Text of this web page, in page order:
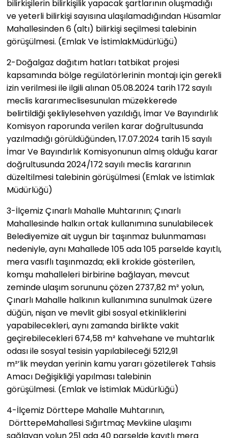
bilirkişilerin bilirkişilik yapacak şartlarının oluşmadığı
ve yeterli bilirkişi sayısına ulaşılamadığından Hüsamlar
Mahallesinden 6 (altı) bilirkişi seçilmesi talebinin
görüşülmesi. (Emlak Ve İstimlakMüdürlüğü)
2-​Doğalgaz dağıtım hatları tatbikat projesi
kapsamında bölge regülatörlerinin montajı için gerekli
izin verilmesi ile ilgili alınan 05.08.2024 tarih 172 sayılı
meclis kararımeclisesunulan müzekkerede
belirtildiği şekliylesehven yazıldığı, İmar Ve Bayındırlık
Komisyon raporunda verilen karar doğrultusunda
yazılmadığı görüldüğünden, 17.07.2024 tarih 15 sayılı
İmar Ve Bayındırlık Komisyonunun almış olduğu karar
doğrultusunda 2024/172 sayılı meclis kararının
düzeltilmesi talebinin görüşülmesi (Emlak ve İstimlak
Müdürlüğü)
3-​İlçemiz Çınarlı Mahalle Muhtarının; Çınarlı
Mahallesinde halkın ortak kullanımına sunulabilecek
Belediyemize ait uygun bir taşınmaz bulunmaması
nedeniyle, aynı Mahallede 105 ada 105 parselde kayıtlı,
mera vasıflı taşınmazda; ekli krokide gösterilen,
komşu mahalleleri birbirine bağlayan, mevcut
zeminde ulaşım sorununu çözen 2737,82 m² yolun,
Çınarlı Mahalle halkının kullanımına sunulmak üzere
düğün, nişan ve mevlit gibi sosyal etkinliklerini
yapabilecekleri, aynı zamanda birlikte vakit
geçirebilecekleri 674,58 m² kahvehane ve muhtarlık
odası ile sosyal tesisin yapılabileceği 5212,91
m²’lik meydan yerinin kamu yararı gözetilerek Tahsis
Amacı Değişikliği yapılması talebinin
görüşülmesi. (Emlak ve İstimlak Müdürlüğü)
4-​İlçemiz Dörttepe Mahalle Muhtarının,
DörttepeMahallesi Sığırtmaç Mevkiine ulaşımı